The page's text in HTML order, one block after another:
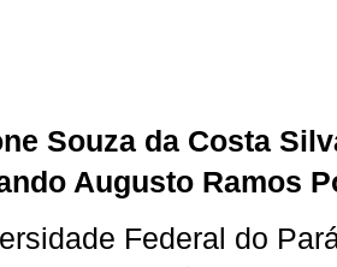
Souza da Costa
Augusto Ramos
Federal do